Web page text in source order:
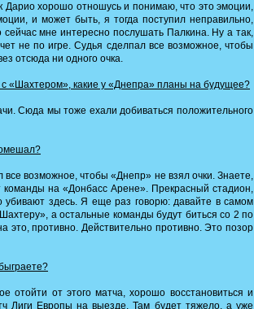
Дарио хорошо отношусь и понимаю, что это эмоции,
и может быть, я тогда поступил неправильно,
сейчас мне интересно послушать Палкина. Ну а так,
не по игре. Судья сделпал все возможное, чтобы
отсюда ни одного очка.
«Шахтером», какие у «Днепра» планы на будущее?
Сюда мы тоже ехали добиваться положительного
возможное, чтобы «Днепр» не взял очки. Знаете,
команды на «Донбасс Арене». Прекрасный стадион,
убивают здесь. Я еще раз говорю: давайте в самом
а остальные команды будут биться со 2 по
это, противно. Действительно противно. Это позор
отойти от этого матча, хорошо восстановиться и
Лиги Европы на выезде. Там будет тяжело, а уже